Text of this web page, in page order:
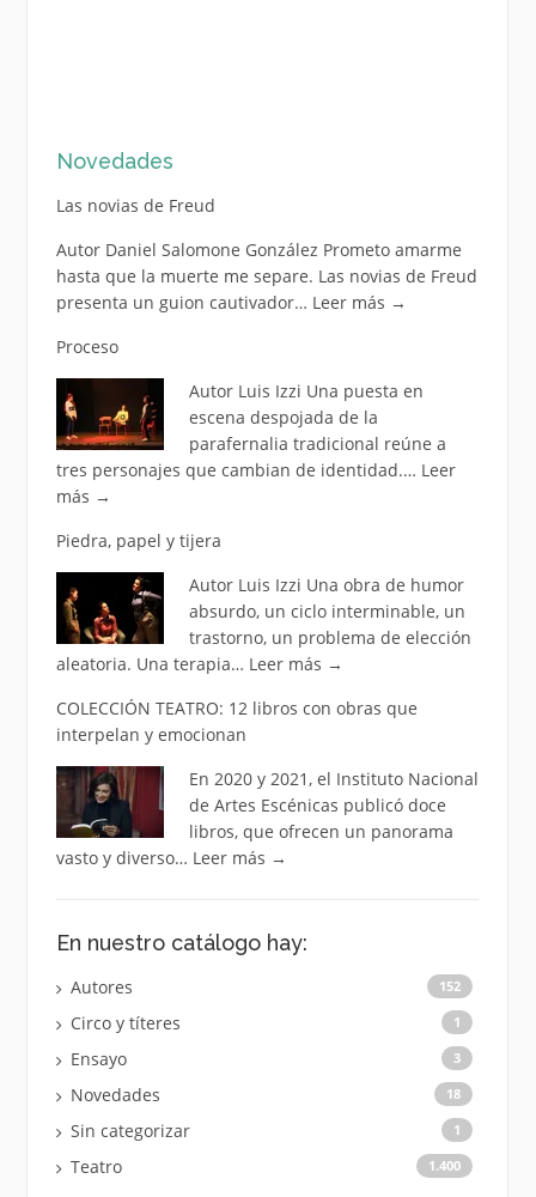
Novedades
Las novias de Freud
Autor Daniel Salomone González Prometo amarme
hasta que la muerte me separe. Las novias de Freud
presenta un guion cautivador… Leer más →
Proceso
Autor Luis Izzi Una puesta en
escena despojada de la
parafernalia tradicional reúne a
tres personajes que cambian de identidad.… Leer
más →
Piedra, papel y tijera
Autor Luis Izzi Una obra de humor
absurdo, un ciclo interminable, un
trastorno, un problema de elección
aleatoria. Una terapia… Leer más →
COLECCIÓN TEATRO: 12 libros con obras que
interpelan y emocionan
En 2020 y 2021, el Instituto Nacional
de Artes Escénicas publicó doce
libros, que ofrecen un panorama
vasto y diverso… Leer más →
En nuestro catálogo hay:
Autores 152
Circo y títeres 1
Ensayo 3
Novedades 18
Sin categorizar 1
Teatro 1.400